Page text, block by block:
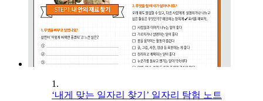
1.
‘내게 맞는 일자리 찾기’ 일자리 탐험 노트